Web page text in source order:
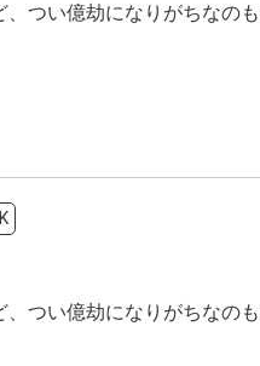
つい億劫になりがちなの
つい億劫になりがちなの